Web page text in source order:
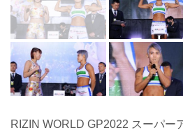
RIZIN WORLD GP2022 スーパー